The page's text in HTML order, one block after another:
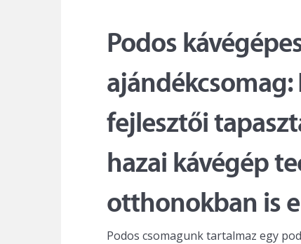
Podos
ajándékcsomag:
fejlesztői
hazai kávégép
otthonokban is
Podos csomagunk tartalmaz egy